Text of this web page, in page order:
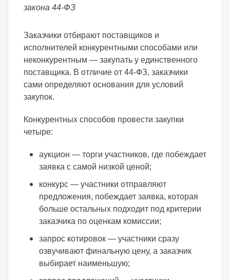
закона 44-ФЗ
Заказчики отбирают поставщиков и
исполнителей конкурентными способами или
неконкурентным — закупать у единственного
поставщика. В отличие от 44-ФЗ, заказчики
сами определяют основания для условий
закупок.
Конкурентных способов провести закупки
четыре:
аукцион — торги участников, где побеждает
заявка с самой низкой ценой;
конкурс — участники отправляют
предложения, побеждает заявка, которая
больше остальных подходит под критерии
заказчика по оценкам комиссии;
запрос котировок — участники сразу
озвучивают финальную цену, а заказчик
выбирает наименьшую;